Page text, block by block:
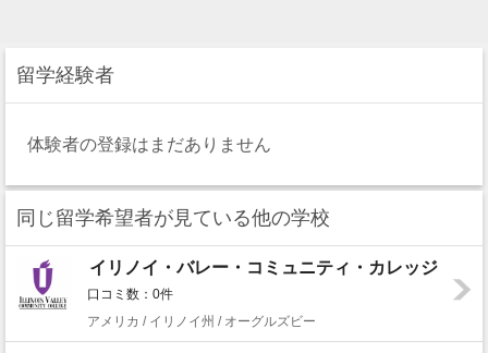
留学経験者
体験者の登録はまだありません
同じ留学希望者が見ている他の学校
イリノイ・バレー・コミュニティ・カレッジ
口コミ数：0件
アメリカ / イリノイ州 / オーグルズビー